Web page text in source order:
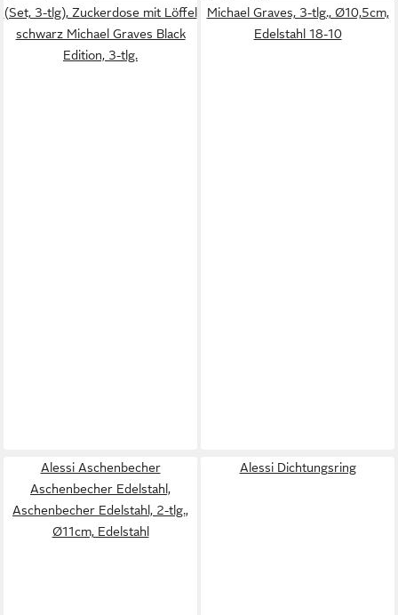
(Set, 3-tlg), Zuckerdose mit Löffel
schwarz Michael Graves Black
Edition, 3-tlg.
Michael Graves, 3-tlg., Ø10,5cm,
Edelstahl 18-10
Alessi Aschenbecher
Aschenbecher Edelstahl,
Aschenbecher Edelstahl, 2-tlg.,
Ø11cm, Edelstahl
Alessi Dichtungsring